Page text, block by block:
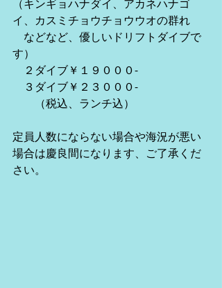
（キンギョハナダイ、アカネハナゴ
イ、カスミチョウチョウウオの群れ
などなど、優しいドリフトダイブで
す）
２ダイブ￥１９０００-
３ダイブ￥２３０００-
（税込、ランチ込）
定員人数にならない場合や海況が悪い
場合は慶良間になります、ご了承くだ
さい。